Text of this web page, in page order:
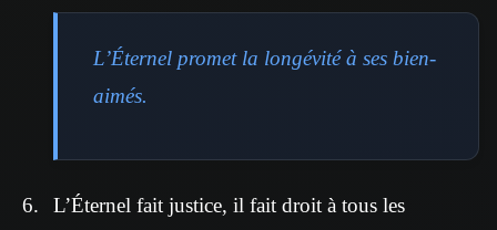
L’Éternel promet la longévité à ses bien-
aimés.
L’Éternel fait justice, il fait droit à tous les